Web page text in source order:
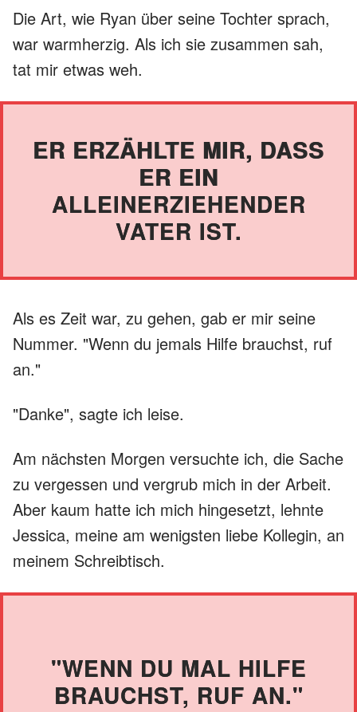
Die Art, wie Ryan über seine Tochter sprach,
war warmherzig. Als ich sie zusammen sah,
tat mir etwas weh.
ER ERZÄHLTE MIR, DASS
ER EIN
ALLEINERZIEHENDER
VATER IST.
Als es Zeit war, zu gehen, gab er mir seine
Nummer. "Wenn du jemals Hilfe brauchst, ruf
an."
"Danke", sagte ich leise.
Am nächsten Morgen versuchte ich, die Sache
zu vergessen und vergrub mich in der Arbeit.
Aber kaum hatte ich mich hingesetzt, lehnte
Jessica, meine am wenigsten liebe Kollegin, an
meinem Schreibtisch.
"WENN DU MAL HILFE
BRAUCHST, RUF AN."